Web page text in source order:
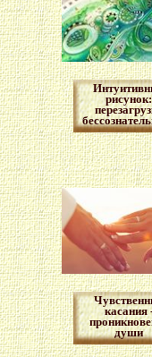
рисунок:
касания
души